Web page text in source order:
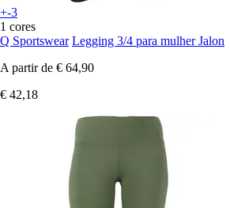
+-3
1 cores
Q Sportswear Legging 3/4 para mulher Jalon
A partir de € 64,90
€ 42,18